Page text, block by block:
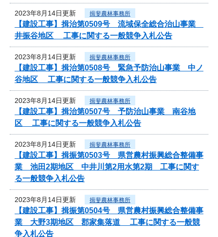
2023年8月14日更新 揖斐農林事務所
【建設工事】揖治第0509号 流域保全総合治山事業
井振谷地区 工事に関する一般競争入札公告
2023年8月14日更新 揖斐農林事務所
【建設工事】揖治第0508号 緊急予防治山事業 中ノ
谷地区 工事に関する一般競争入札公告
2023年8月14日更新 揖斐農林事務所
【建設工事】揖治第0507号 予防治山事業 南谷地
区 工事に関する一般競争入札公告
2023年8月14日更新 揖斐農林事務所
【建設工事】揖振第0503号 県営農村振興総合整備事
業 池田2期地区 中井川第2用水第2期 工事に関す
る一般競争入札公告
2023年8月14日更新 揖斐農林事務所
【建設工事】揖振第0504号 県営農村振興総合整備事
業 大野3期地区 郡家集落道 工事に関する一般競
争入札公告